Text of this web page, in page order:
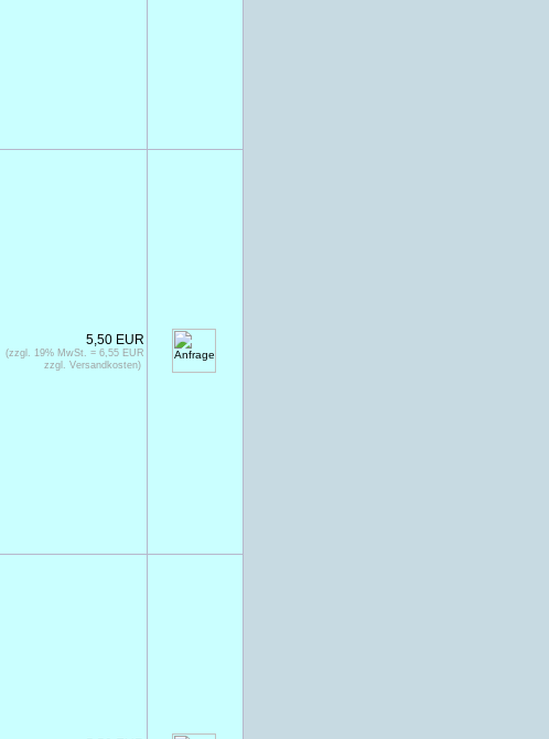
5,50 EUR
(zzgl. 19% MwSt. = 6,55 EUR
zzgl. Versandkosten)